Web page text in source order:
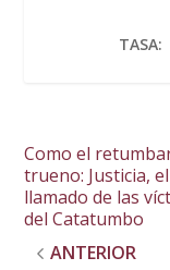
TASA:
Como el
trueno: Justicia, el
llamado de las
del Catatumbo
ANTERIOR